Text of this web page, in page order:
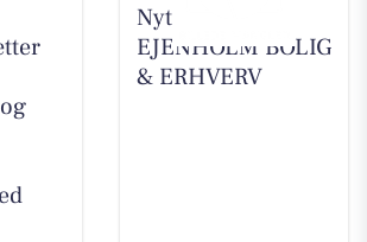
Nyt fra
EJENHOLM BOLIG
& ERHVERV